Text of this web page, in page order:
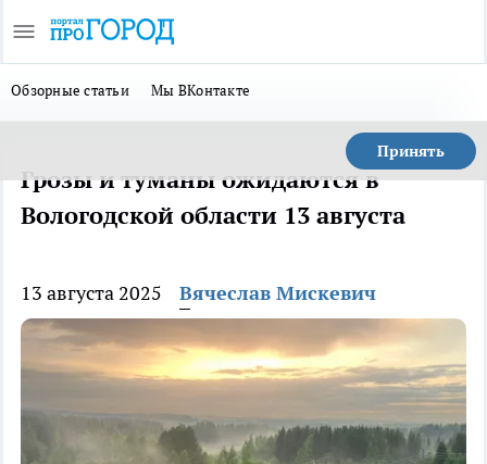
Обзорные статьи Мы ВКонтакте
Принять
Грозы и туманы ожидаются в
Вологодской области 13 августа
13 августа 2025 Вячеслав Мискевич